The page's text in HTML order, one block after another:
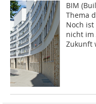
BIM
Thema
Noch
nicht im
Zukunft